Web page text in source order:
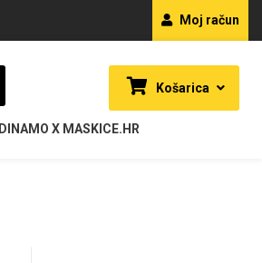
Moj račun
Košarica
DINAMO X MASKICE.HR